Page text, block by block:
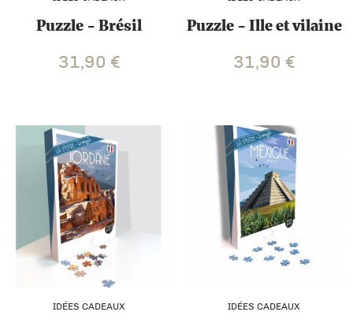
Puzzle - Brésil
31,90 €
Puzzle - Ille et vilaine
31,90€
IDÉES CADEAUX IDÉES CADEAUX